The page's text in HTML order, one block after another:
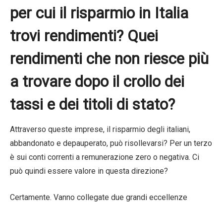
per cui il risparmio in Italia
trovi rendimenti? Quei
rendimenti che non riesce più
a trovare dopo il crollo dei
tassi e dei titoli di stato?
Attraverso queste imprese, il risparmio degli italiani,
abbandonato e depauperato, può risollevarsi? Per un terzo
è sui conti correnti a remunerazione zero o negativa. Ci
può quindi essere valore in questa direzione?
Certamente. Vanno collegate due grandi eccellenze